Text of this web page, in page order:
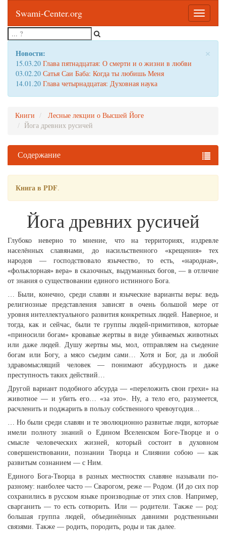
Toggle
Swami-Center.org
×
Новости:
15.03.20 Глава пятнадцатая: О смерти и о жизни в любви
03.02.20 Сатья Саи Баба: Когда ты любишь Меня
14.01.20 Глава четырнадцатая: Духовная наука
Книги
Лесные лекции о Высшей Йоге
Йога древних русичей
Содержание
Книга в PDF.
Йога древних русичей
Глубоко неверно то мнение, что на территориях, издревле
населённых славянами, до насильственного «крещения» тех
народов — господствовало язычество, то есть, «народная»,
«фольклорная» вера» в сказочных, выдуманных богов, — в отличие
от знания о существовании единого истинного Бога.
… Были, конечно, среди славян и языческие варианты веры: ведь
религиозные представления зависят в очень большой мере от
уровня интеллектуального развития конкретных людей. Наверное, и
тогда, как и сейчас, были те группы людей-примитивов, которые
«приносили богам» кровавые жертвы в виде убиваемых животных
или даже людей. Душу жертвы мы, мол, отправляем на съедение
богам или Богу, а мясо съедим сами… Хотя и Бог, да и любой
здравомыслящий человек — понимают абсурдность и даже
преступность таких действий…
Другой вариант подобного абсурда — «переложить свои грехи» на
животное — и убить его… «за это». Ну, а тело его, разумеется,
расчленить и поджарить в пользу собственного чревоугодия…
… Но были среди славян и те эволюционно развитые люди, которые
имели полноту знаний о Едином Вселенском Боге-Творце и о
смысле человеческих жизней, который состоит в духовном
совершенствовании, познании Творца и Слиянии собою — как
развитым сознанием — с Ним.
Единого Бога-Творца в разных местностях славяне называли по-
разному: наиболее часто — Сварогом, реже — Родом. (И до сих пор
сохранились в русском языке производные от этих слов. Например,
сварганить — то есть сотворить. Или — родители. Также — род:
большая группа людей, объединённых давними родственными
связями. Также — родить, породить, роды и так далее.